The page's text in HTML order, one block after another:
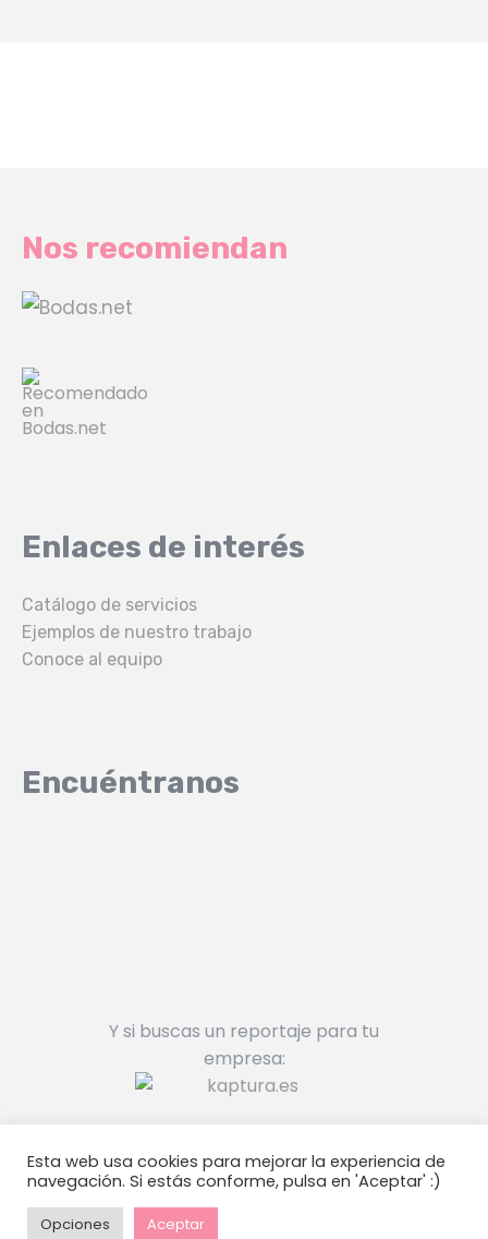
Nos recomiendan
Enlaces de interés
Catálogo de servicios
Ejemplos de nuestro trabajo
Conoce al equipo
Encuéntranos
Y si buscas un reportaje para tu
empresa:
Cuéntame una boda © 2026Aviso
legal/Política de Cookies
Esta web usa cookies para mejorar la experiencia de
navegación. Si estás conforme, pulsa en 'Aceptar' :)
Opciones Aceptar